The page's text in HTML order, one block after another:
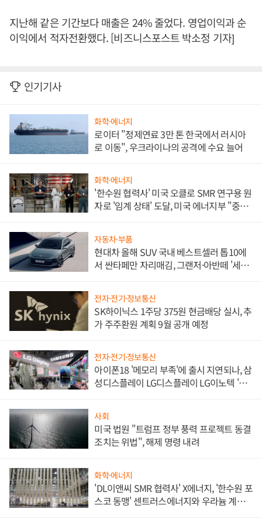
지난해 같은 기간보다 매출은 24% 줄었다. 영업이익과 순
이익에서 적자전환했다. [비즈니스포스트 박소정 기자]
인기기사
화학·에너지
로이터 "정제연료 3만 톤 한국에서 러시아
로 이동", 우크라이나의 공격에 수요 늘어
화학·에너지
'한수원 협력사' 미국 오클로 SMR 연구용 원
자로 '임계 상태' 도달, 미국 에너지부 "중요
자동차·부품
현대차 올해 SUV 국내 베스트셀러 톱10에
서 싼타페만 자리매김, 그랜저·아반떼 '세단
전자·전기·정보통신
SK하이닉스 1주당 375원 현금배당 실시, 추
가 주주환원 계획 9월 공개 예정
전자·전기·정보통신
아이폰18 '메모리 부족'에 출시 지연되나, 삼
성디스플레이 LG디스플레이 LG이노텍 '탈
사회
미국 법원 "트럼프 정부 풍력 프로젝트 동결
조치는 위법", 해제 명령 내려
화학·에너지
'DL이앤씨 SMR 협력사' X에너지, '한수원 포
스코 동맹' 센트러스에너지와 우라늄 계약